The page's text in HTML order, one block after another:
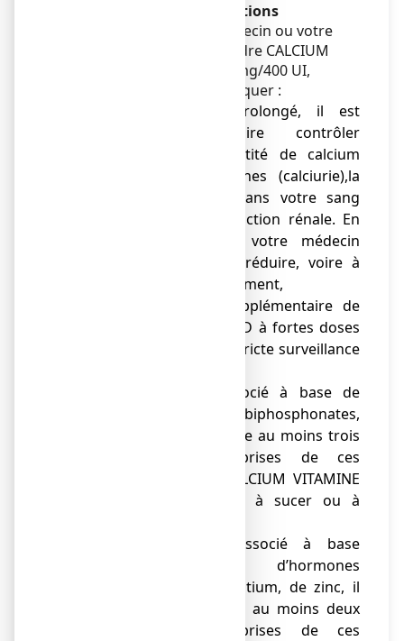
Avertissements et précautions
Adressez-vous à votre médecin ou votre
pharmacien avant de prendre CALCIUM
VITAMINE D3 ARROW 500 mg/400 UI,
comprimé à sucer ou à croquer :
● de traitement prolongé, il est
nécessaire de faire contrôler
régulièrement la quantité de calcium
éliminée dans les urines (calciurie),la
quantité de calcium dans votre sang
(calcémie), et votre fonction rénale. En
fonction du résultat, votre médecin
pourra être amené à réduire, voire à
interrompre votre traitement,
● d'administration supplémentaire de
calcium et de vitamine D à fortes doses
qui doit se faire sous stricte surveillance
● de traitement associé à base de
fluorure de sodium, de biphosphonates,
il est conseillé d'attendre au moins trois
heures entre les prises de ces
médicaments et de CALCIUM VITAMINE
D3 ARROW, comprimé à sucer ou à
● de traitement associé à base
d’estramustine, d’hormones
thyroïdiennes, de strontium, de zinc, il
est conseillé d'attendre au moins deux
heures entre les prises de ces